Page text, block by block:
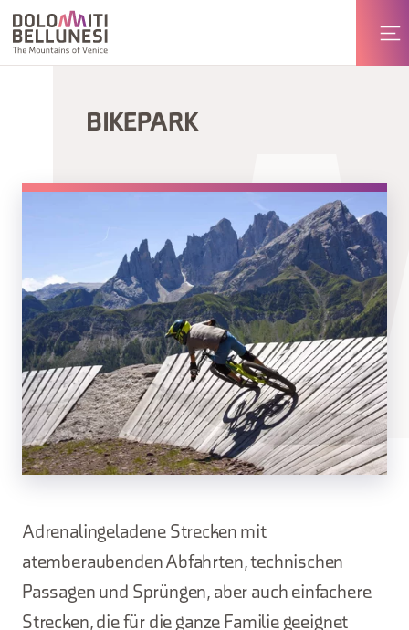
BIKEPARK
Adrenalingeladene Strecken mit
atemberaubenden Abfahrten, technischen
Passagen und Sprüngen, aber auch einfachere
Strecken, die für die ganze Familie geeignet